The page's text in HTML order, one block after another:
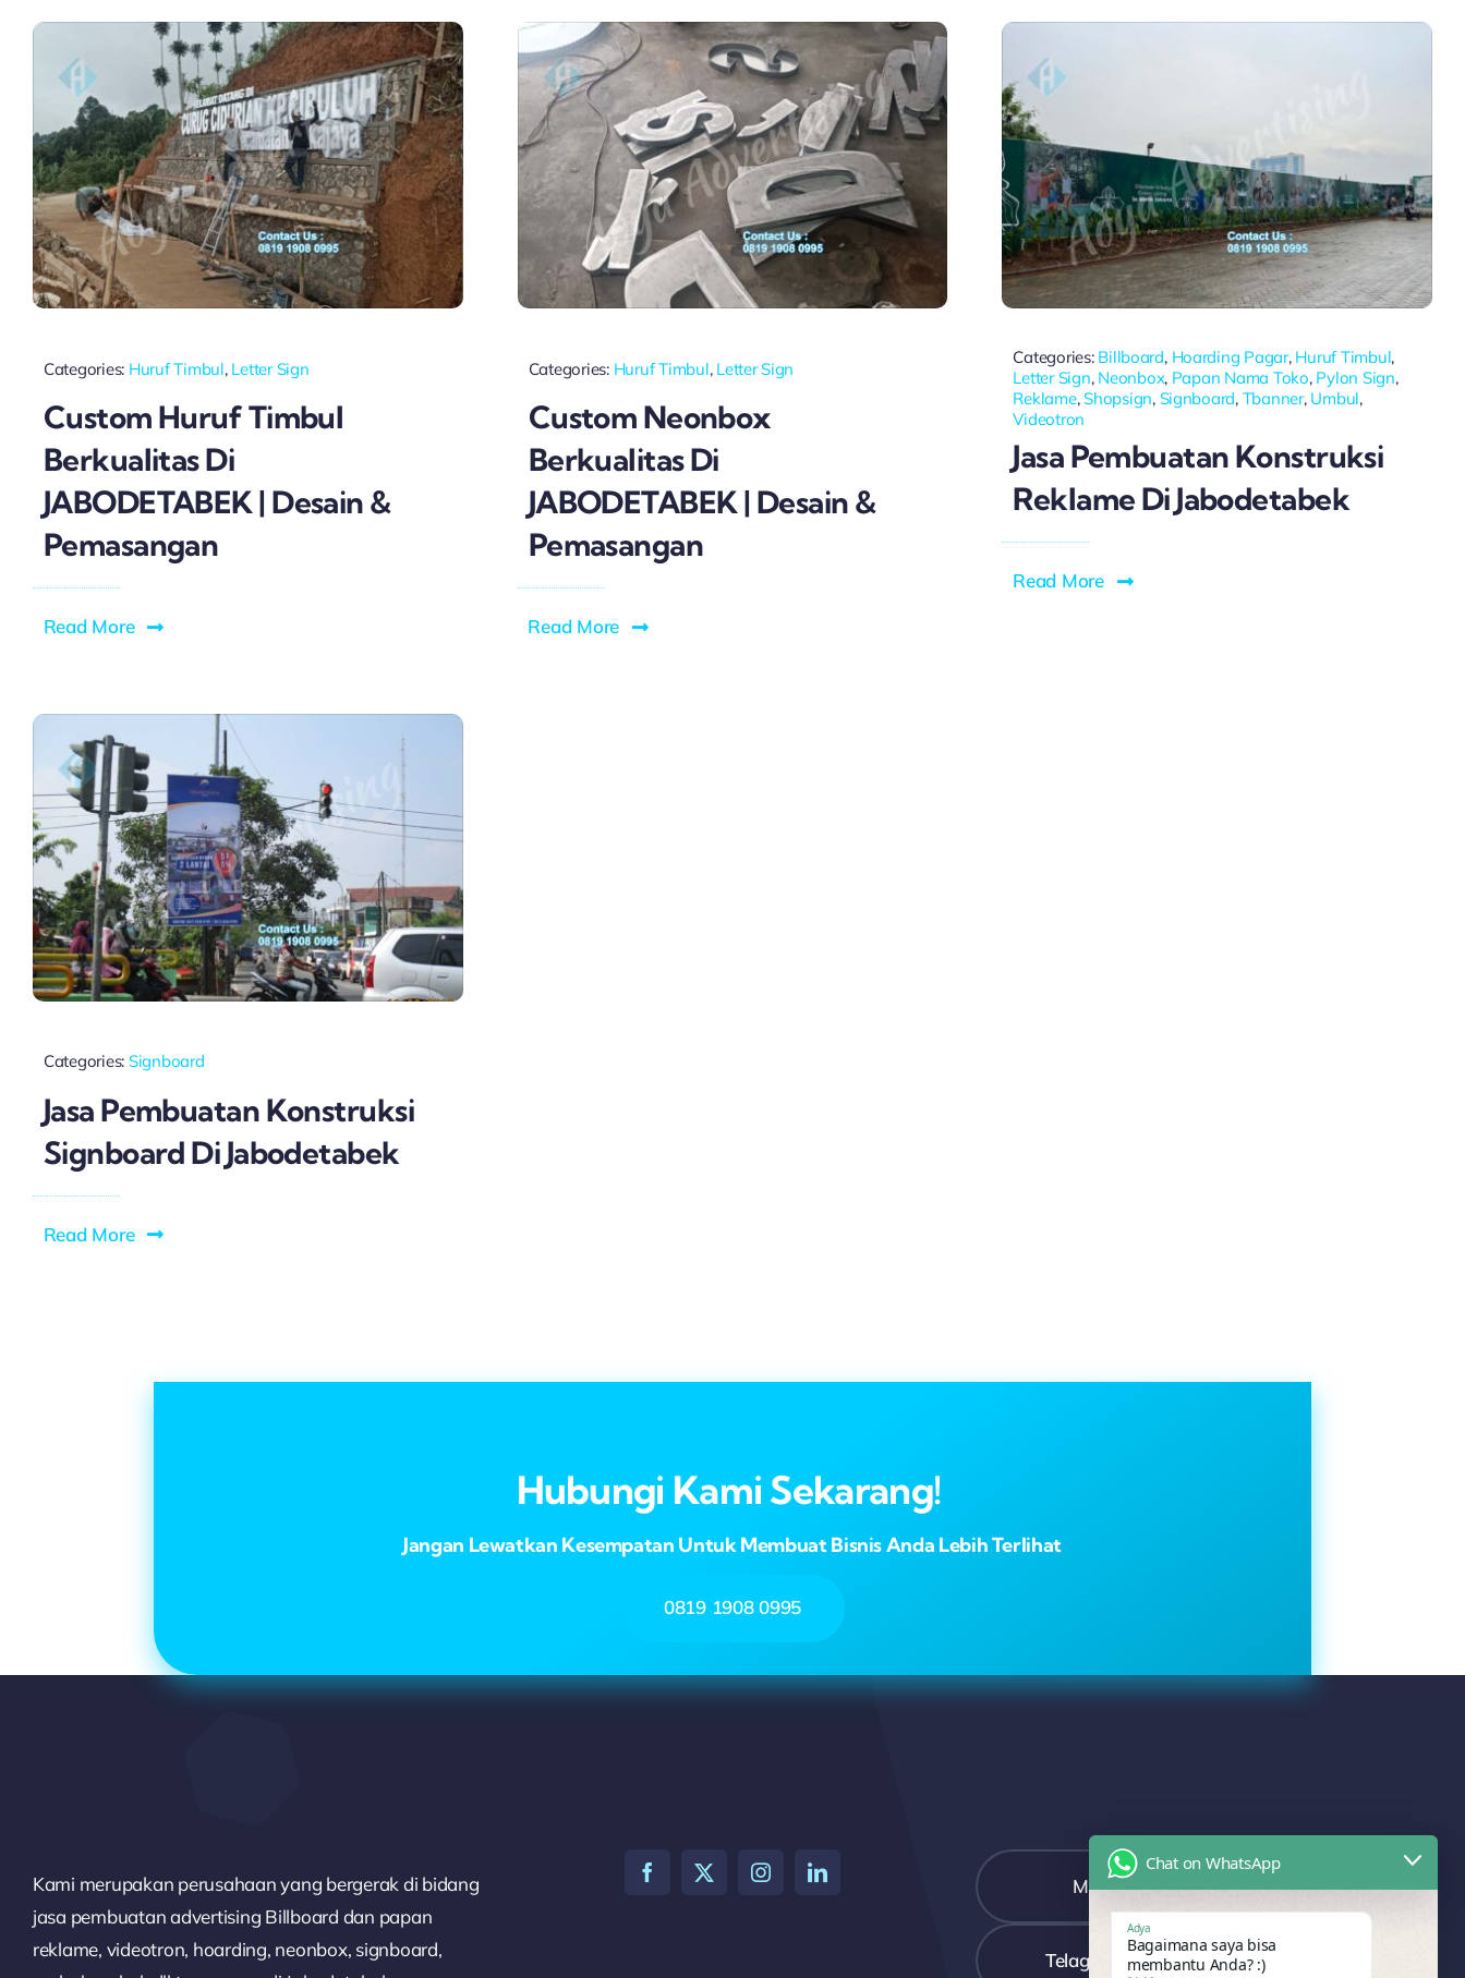
Categories: Huruf Timbul, Letter Sign
Custom Huruf Timbul
Berkualitas Di
JABODETABEK | Desain &
Pemasangan
Read More
Categories: Huruf Timbul, Letter Sign
Custom Neonbox
Berkualitas Di
JABODETABEK | Desain &
Pemasangan
Read More
Categories: Billboard, Hoarding Pagar, Huruf Timbul,
Letter Sign, Neonbox, Papan Nama Toko, Pylon Sign,
Reklame,Shopsign, Signboard, Tbanner, Umbul,
Videotron
Jasa Pembuatan Konstruksi
Reklame Di Jabodetabek
Read More
Categories: Signboard
Jasa Pembuatan Konstruksi
Signboard Di Jabodetabek
Read More
Hubungi Kami Sekarang!
Jangan Lewatkan Kesempatan Untuk Membuat Bisnis Anda Lebih Terlihat
0819 1908 0995
Kami merupakan perusahaan yang bergerak di bidang
jasa pembuatan advertising Billboard dan papan
reklame, videotron, hoarding, neonbox, signboard,
Management@adyamedia.co.id
Telaga Mas Bekasi Utara, Kota Bekasi
Chat on WhatsApp
Adya
Bagaimana saya bisa
membantu Anda? :)